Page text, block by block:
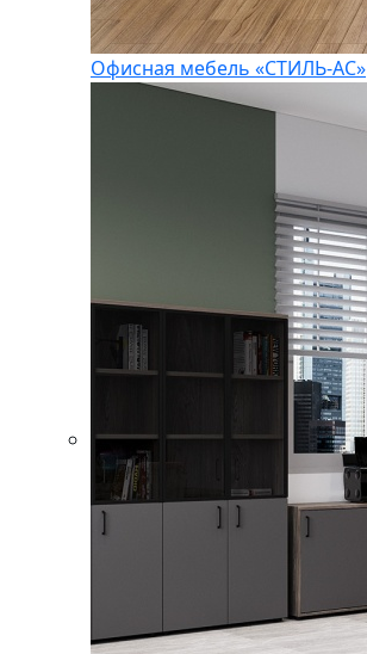
Офисная мебель «СТИЛЬ-АС»